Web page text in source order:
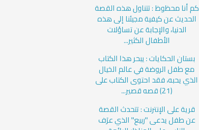
كم أنا محظوظ : تتناول هذه القصة
الحديث عن كيفية مجيئنا إلى هذه
الدنيا، والإجابة عن تساؤلات
الأطفال الكثير...
بستان الحكايات : يبحر هذا الكتاب
مع طفل الروضة في عالم الخيال
الذي يحبه، فقد احتوى الكتاب على
(21) قصه قصير...
قرية على الإنترنت : تتحدث القصة
عن طفل يدعى "ربيع" الذي عرَف